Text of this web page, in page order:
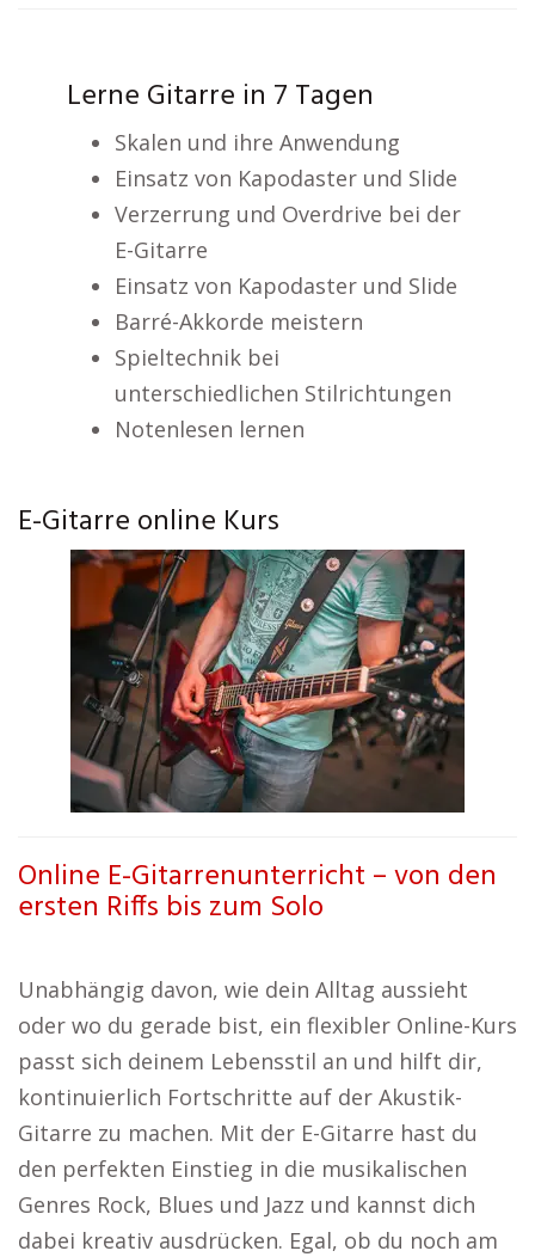
Lerne Gitarre in 7 Tagen
Skalen und ihre Anwendung
Einsatz von Kapodaster und Slide
Verzerrung und Overdrive bei der
E-Gitarre
Einsatz von Kapodaster und Slide
Barré-Akkorde meistern
Spieltechnik bei
unterschiedlichen Stilrichtungen
Notenlesen lernen
E-Gitarre online Kurs
Online E-Gitarrenunterricht – von den
ersten Riffs bis zum Solo
Unabhängig davon, wie dein Alltag aussieht
oder wo du gerade bist, ein flexibler Online-Kurs
passt sich deinem Lebensstil an und hilft dir,
kontinuierlich Fortschritte auf der Akustik-
Gitarre zu machen. Mit der E-Gitarre hast du
den perfekten Einstieg in die musikalischen
Genres Rock, Blues und Jazz und kannst dich
dabei kreativ ausdrücken. Egal, ob du noch am